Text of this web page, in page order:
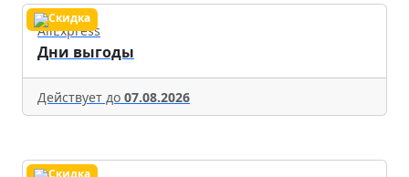
AliExpress
Дни выгоды
Действует до 07.08.2026